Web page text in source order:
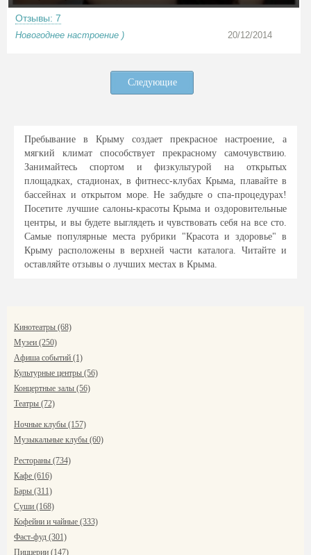
Отзывы: 7
Новогоднее настроение ) 20/12/2014
Следующие
Пребывание в Крыму создает прекрасное настроение, а
мягкий климат способствует прекрасному самочувствию.
Занимайтесь спортом и физкультурой на открытых
площадках, стадионах, в фитнесс-клубах Крыма, плавайте в
бассейнах и открытом море. Не забудьте о спа-процедурах!
Посетите лучшие салоны-красоты Крыма и оздоровительные
центры, и вы будете выглядеть и чувствовать себя на все сто.
Самые популярные места рубрики "Красота и здоровье" в
Крыму расположены в верхней части каталога. Читайте и
оставляйте отзывы о лучших местах в Крыма.
Кинотеатры (68)
Музеи (250)
Афиша событий (1)
Культурные центры (56)
Концертные залы (56)
Театры (72)
Ночные клубы (157)
Музыкальные клубы (60)
Рестораны (734)
Кафе (616)
Бары (311)
Суши (168)
Кофейни и чайные (333)
Фаст-фуд (301)
Пиццерии (147)